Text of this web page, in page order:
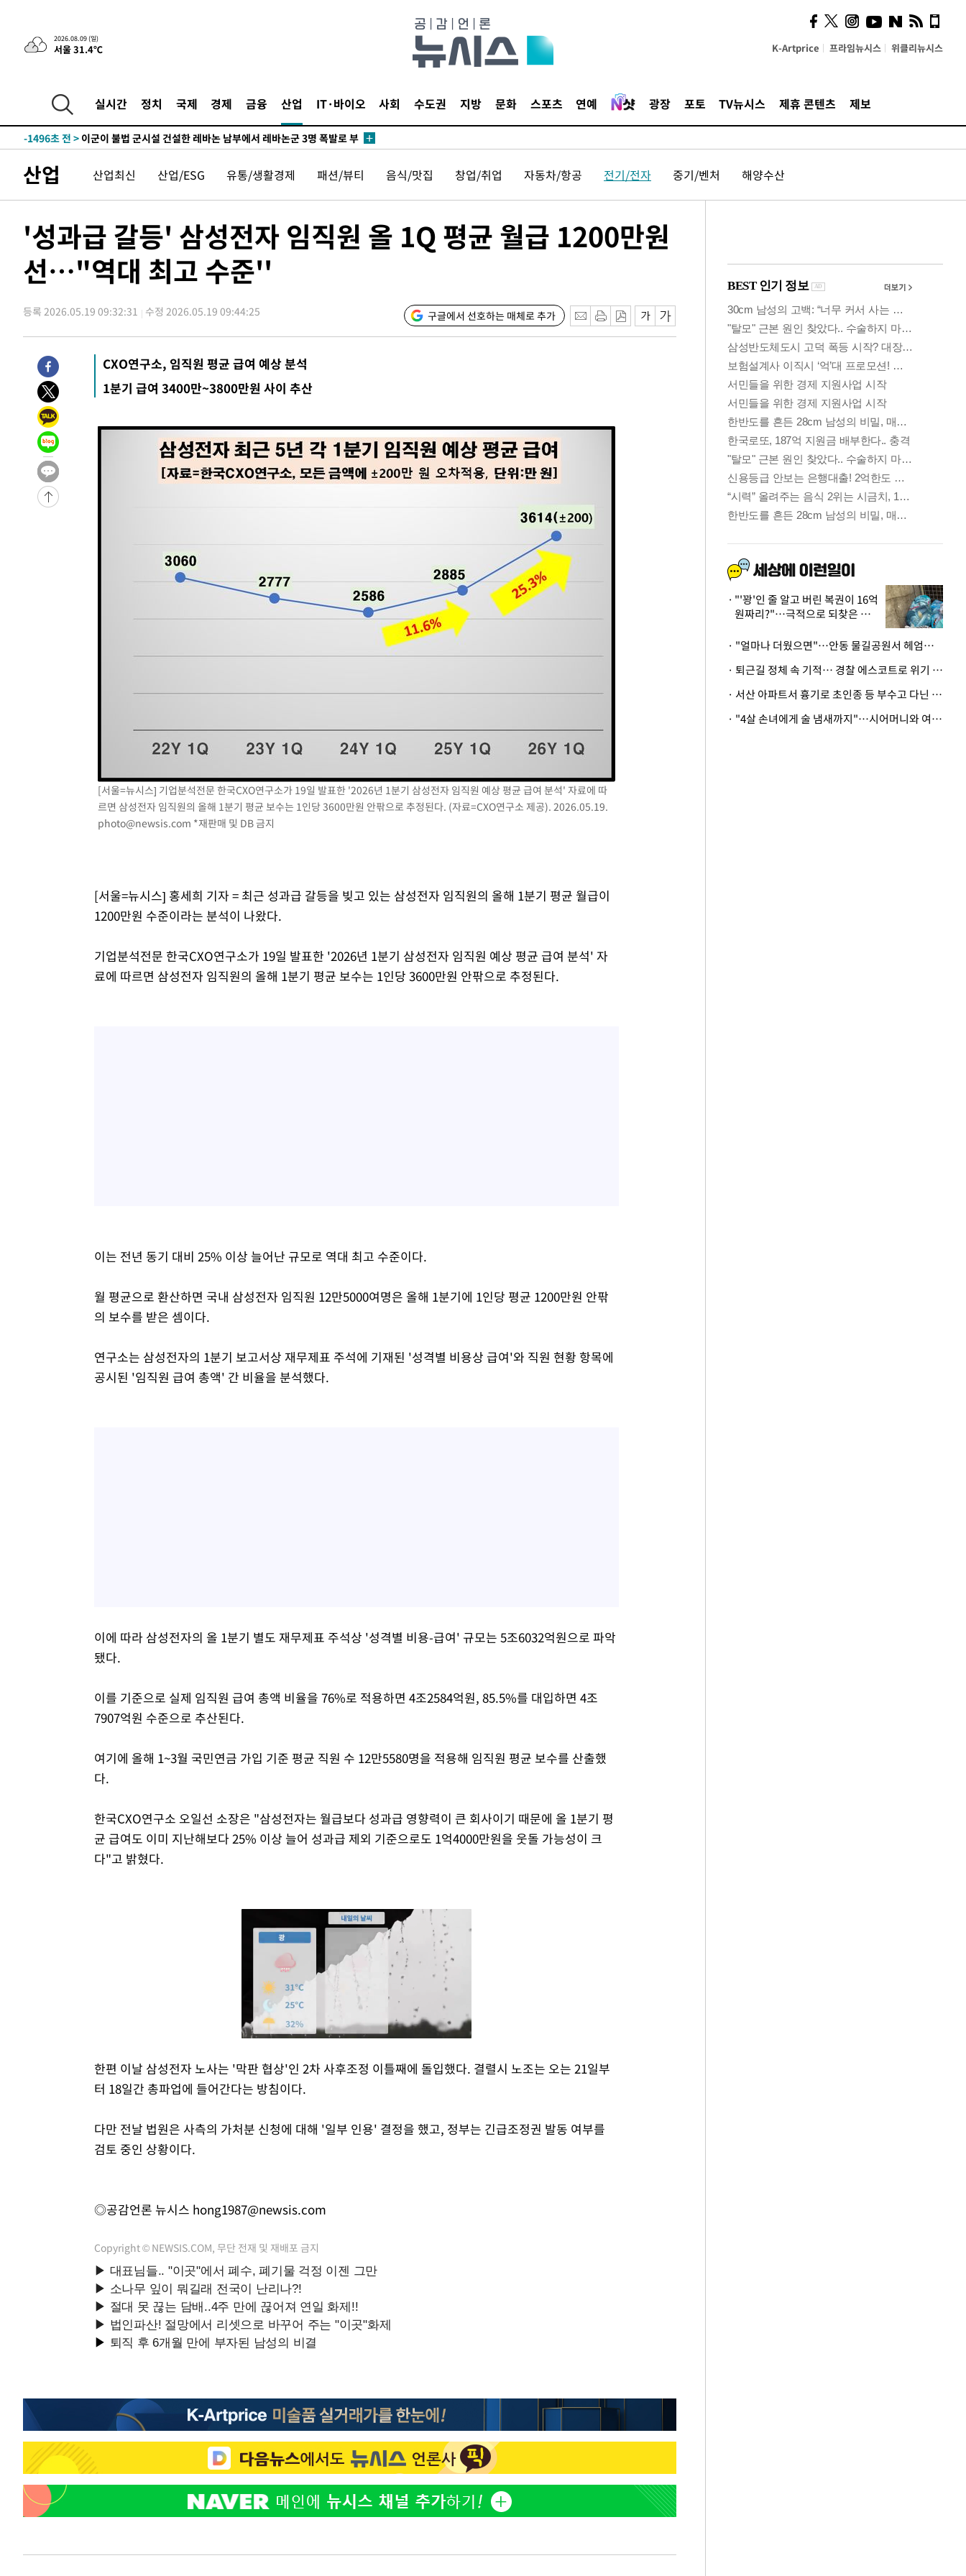
2026.08.09 (일)
서울 31.4℃ K-Artprice 프라임뉴시스 위클리뉴시스
실시간 정치 국제 경제 금융 산업 IT·바이오 사회 수도권 지방 문화 스포츠 연예 광장 포토 TV뉴시스 제휴 콘텐츠 제보
-25589초 전 >'2경기 연속 침묵' 손흥민, 톨루카전 68분만 뛰고 슈팅 0개
-24341초 전 >이강인, 오늘 서울서 AT마드리드 입단식…'전례 없는 특급대우'
-10694초 전 >
콜롬비아 신임 우파 대통령 취임 하루만에 차량폭탄 폭발 사건
-4288초 전 >
-1496초 전 > 이군이 불법 군시설 건설한 레바논 남부에서 레바논군 3명 폭발로 부
55분 전 >
美 국방부, 켄달 전 공군장관 보안허가 취소…“에어포스원 기밀정보, 언
55분 전 >‘축구의 신’ 아르헨티나 축구 선수 메시의 부친 지병 별세
-31045초 전 >[속보]장은수, KLPGA 제주삼다수 역전 우승…데뷔 10년 차에 첫
정상
-26410초 전 >"얼마나 더웠으면"…안동 물길공원서 헤엄친 구렁이 '소동'
-26337초 전 >
손흥민, 68분 뛰고 2경기 침묵…LAFC, 톨루카에 1-0 승리(종합)
-24361초 전 >이강인, 오늘 서울서 AT마드리드 입단식…'전례 없는 특급대우'
-11243초 전 >'여긴 20도, 저긴 50도'…열화상 카메라로 본 폭염 저감시설 '온도
-10714초 전 >
콜롬비아 신임 우파 대통령 취임 하루만에 차량폭탄 폭발 사건
-4308초 전 >
튀르키예 외무장관, "메카 3국 방위협정은 이란이 목표 아냐 " 밝혀
-1516초 전 >
이군이 불법 군시설 건설한 레바논 남부에서 레바논군 3명 폭발로 부
22분 전 >
55분 전 >
美 국방부, 켄달 전 공군장관 보안허가 취소…“에어포스원 기밀정보, 언
론 누출”
55분 전 >
‘축구의 신’ 아르헨티나 축구 선수 메시의 부친 지병 별세
55분 전 >
“美 이란전 무기 소진…북한과 분쟁시 주한 미군 취약해질 수 있어”
산업 산업최신 산업/ESG 유통/생활경제 패션/뷰티 음식/맛집 창업/취업 자동차/항공 전기/전자 중기/벤처 해양수산
'성과급 갈등' 삼성전자 임직원 올 1Q 평균 월급 1200만원
선…"역대 최고 수준''
등록 2026.05.19 09:32:31 수정 2026.05.19 09:44:25 구글에서 선호하는 매체로 추가
CXO연구소, 임직원 평균 급여 예상 분석
1분기 급여 3400만~3800만원 사이 추산
[서울=뉴시스] 기업분석전문 한국CXO연구소가 19일 발표한 '2026년 1분기 삼성전자 임직원 예상 평균 급여 분석' 자료에 따
르면 삼성전자 임직원의 올해 1분기 평균 보수는 1인당 3600만원 안팎으로 추정된다. (자료=CXO연구소 제공). 2026.05.19.
photo@newsis.com *재판매 및 DB 금지
[서울=뉴시스] 홍세희 기자 = 최근 성과급 갈등을 빚고 있는 삼성전자 임직원의 올해 1분기 평균 월급이
1200만원 수준이라는 분석이 나왔다.
기업분석전문 한국CXO연구소가 19일 발표한 '2026년 1분기 삼성전자 임직원 예상 평균 급여 분석' 자
료에 따르면 삼성전자 임직원의 올해 1분기 평균 보수는 1인당 3600만원 안팎으로 추정된다.
이는 전년 동기 대비 25% 이상 늘어난 규모로 역대 최고 수준이다.
월 평균으로 환산하면 국내 삼성전자 임직원 12만5000여명은 올해 1분기에 1인당 평균 1200만원 안팎
의 보수를 받은 셈이다.
연구소는 삼성전자의 1분기 보고서상 재무제표 주석에 기재된 '성격별 비용상 급여'와 직원 현황 항목에
공시된 '임직원 급여 총액' 간 비율을 분석했다.
이에 따라 삼성전자의 올 1분기 별도 재무제표 주석상 '성격별 비용-급여' 규모는 5조6032억원으로 파악
됐다.
이를 기준으로 실제 임직원 급여 총액 비율을 76%로 적용하면 4조2584억원, 85.5%를 대입하면 4조
7907억원 수준으로 추산된다.
여기에 올해 1~3월 국민연금 가입 기준 평균 직원 수 12만5580명을 적용해 임직원 평균 보수를 산출했
다.
한국CXO연구소 오일선 소장은 "삼성전자는 월급보다 성과급 영향력이 큰 회사이기 때문에 올 1분기 평
균 급여도 이미 지난해보다 25% 이상 늘어 성과급 제외 기준으로도 1억4000만원을 웃돌 가능성이 크
다"고 밝혔다.
한편 이날 삼성전자 노사는 '막판 협상'인 2차 사후조정 이틀째에 돌입했다. 결렬시 노조는 오는 21일부
터 18일간 총파업에 들어간다는 방침이다.
다만 전날 법원은 사측의 가처분 신청에 대해 '일부 인용' 결정을 했고, 정부는 긴급조정권 발동 여부를
검토 중인 상황이다.
◎공감언론 뉴시스 hong1987@newsis.com
Copyright © NEWSIS.COM, 무단 전재 및 재배포 금지
사이 해답 찾았죠"…알을
깨고 나온 '초자아'
"'꽝'인 줄 알고 버린 복권이 16억
원짜리?"…극적으로 되찾은 사
· "얼마나 더웠으면"…안동 물길공원서 헤엄친 구렁이 '소동'
· 퇴근길 정체 속 기적… 경찰 에스코트로 위기 넘긴 생후 2일 신생아
· 서산 아파트서 흉기로 초인종 등 부수고 다닌 50대 정신병원행
· "4살 손녀에게 술 냄새까지"…시어머니와 여행 가도 될까